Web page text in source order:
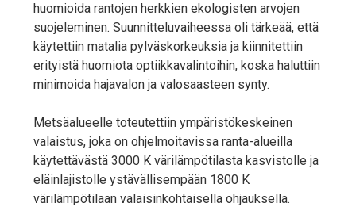
huomioida rantojen herkkien ekologisten arvojen
suojeleminen. Suunnitteluvaiheessa oli tärkeää, että
käytettiin matalia pylväskorkeuksia ja kiinnitettiin
erityistä huomiota optiikkavalintoihin, koska haluttiin
minimoida hajavalon ja valosaasteen synty.
Metsäalueelle toteutettiin ympäristökeskeinen
valaistus, joka on ohjelmoitavissa ranta-alueilla
käytettävästä 3000 K värilämpötilasta kasvistolle ja
eläinlajistolle ystävällisempään 1800 K
värilämpötilaan valaisinkohtaisella ohjauksella.